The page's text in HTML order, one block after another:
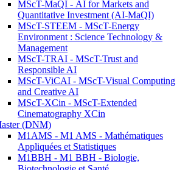
MScT-MaQI - AI for Markets and
Quantitative Investment (AI-MaQI)
MScT-STEEM - MScT-Energy
Environment : Science Technology &
Management
MScT-TRAI - MScT-Trust and
Responsible AI
MScT-ViCAI - MScT-Visual Computing
and Creative AI
MScT-XCin - MScT-Extended
Cinematography XCin
(DNM)
M1AMS - M1 AMS - Mathématiques
Appliquées et Statistiques
M1BBH - M1 BBH - Biologie,